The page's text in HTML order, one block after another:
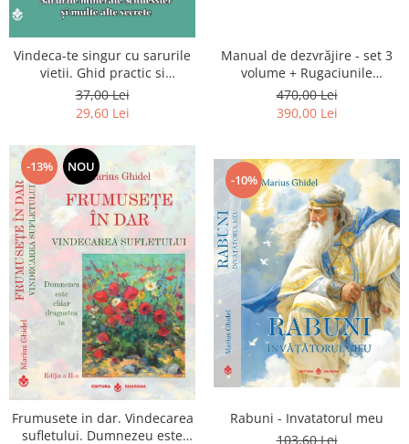
Vindeca-te singur cu sarurile
vietii. Ghid practic si
informativ. Sarurile minerale
Schuessler si multe alte
secrete
37,00 Lei
29,60 Lei
Manual de dezvrăjire - set 3
volume + Rugaciunile
Luceafarului de Dimineata -
Gratuit)
470,00 Lei
390,00 Lei
-13% NOU
Frumusete in dar. Vindecarea
sufletului. Dumnezeu este
-10%
Rabuni - Invatatorul meu
103,60 Lei